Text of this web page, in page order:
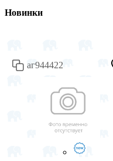
Новинки
аг944422